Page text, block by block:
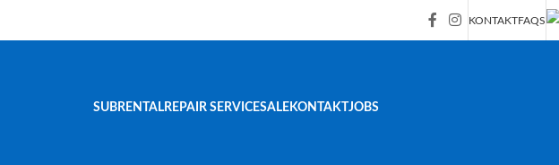
KONTAKTFAQS
SUBRENTALREPAIR SERVICESALEKONTAKTJOBS